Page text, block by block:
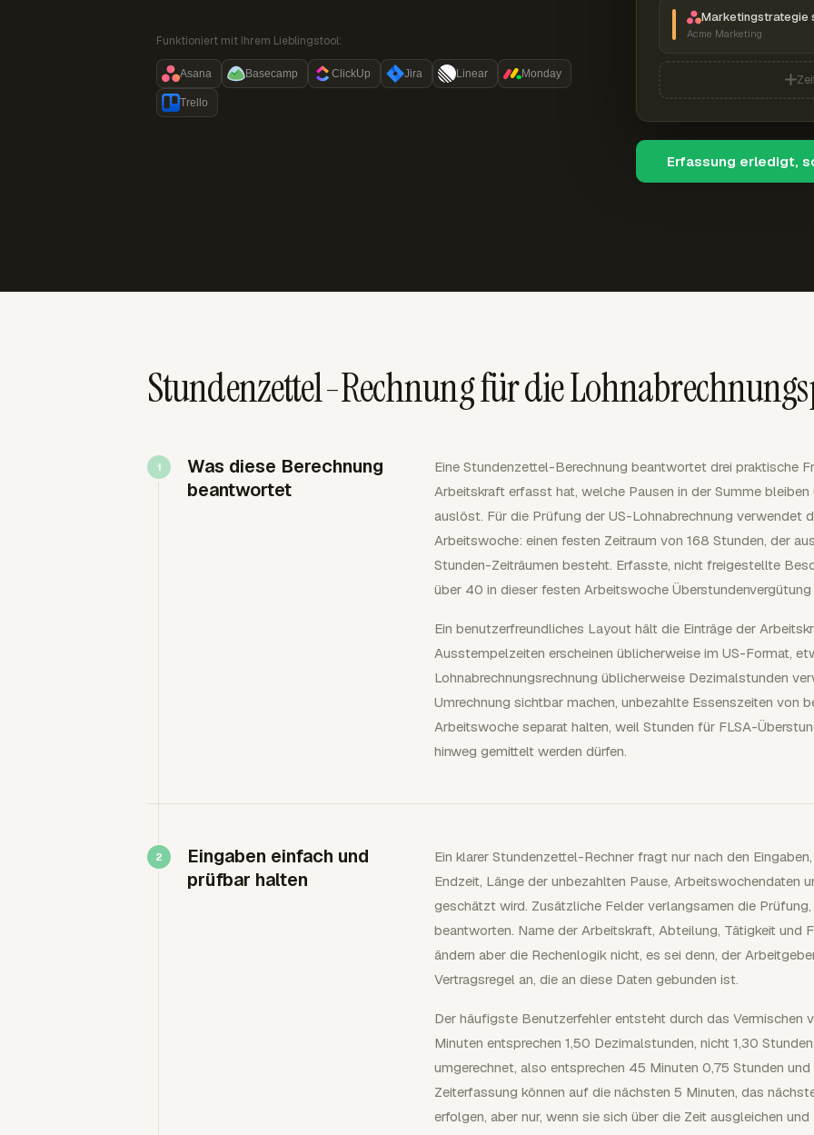
Funktioniert mit Ihrem Lieblingstool:
Asana Basecamp ClickUp Jira Linear Monday
Trello
Marketingstrategie
Acme Marketing
Erfassung erledigt,
Stundenzettel-Rechnung für die
Was diese Berechnung
beantwortet
Eine Stundenzettel-Berechnung beantwortet drei praktische
Arbeitskraft erfasst hat, welche Pausen in der Summe
auslöst. Für die Prüfung der US-Lohnabrechnung verwendet
Arbeitswoche: einen festen Zeitraum von 168 Stunden, der
Stunden-Zeiträumen besteht. Erfasste, nicht freigestellte
über 40 in dieser festen Arbeitswoche Überstundenvergütung
Ein benutzerfreundliches Layout hält die Einträge der
Ausstempelzeiten erscheinen üblicherweise im US-Format,
Lohnabrechnungsrechnung üblicherweise Dezimalstunden
Umrechnung sichtbar machen, unbezahlte Essenszeiten von
Arbeitswoche separat halten, weil Stunden für FLSA-
hinweg gemittelt werden dürfen.
Eingaben einfach und
prüfbar halten
Ein klarer Stundenzettel-Rechner fragt nur nach den
Endzeit, Länge der unbezahlten Pause, Arbeitswochendaten
geschätzt wird. Zusätzliche Felder verlangsamen die
beantworten. Name der Arbeitskraft, Abteilung, Tätigkeit und
ändern aber die Rechenlogik nicht, es sei denn, der
Vertragsregel an, die an diese Daten gebunden ist.
Der häufigste Benutzerfehler entsteht durch das Vermischen
Minuten entsprechen 1,50 Dezimalstunden, nicht 1,30
umgerechnet, also entsprechen 45 Minuten 0,75 Stunden
Zeiterfassung können auf die nächsten 5 Minuten, das
erfolgen, aber nur, wenn sie sich über die Zeit ausgleichen